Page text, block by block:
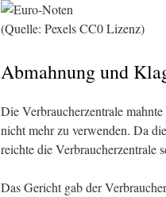
(Quelle: Pexels CC0 Lizenz)
Abmahnung und
Die Verbraucherzentrale
nicht mehr zu verwenden. Da
reichte die Verbraucherzentrale
Das Gericht gab der